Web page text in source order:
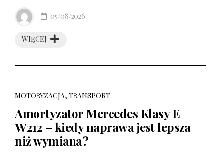
WIĘCEJ
05/08/2026
MOTORYZACJA, TRANSPORT
Amortyzator Mercedes Klasy E
W212 – kiedy naprawa jest lepsza
niż wymiana?